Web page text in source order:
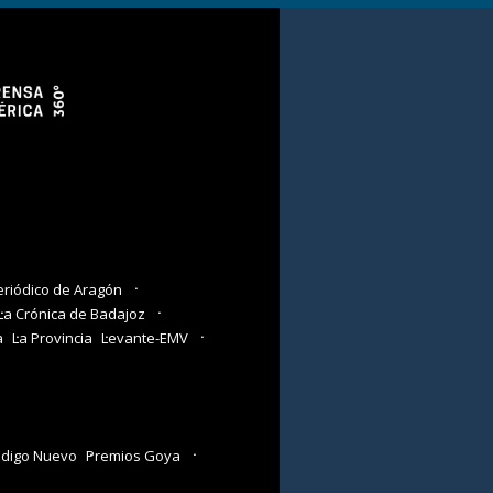
de Aragón
Crónica de Badajoz
La Provincia Levante-EMV
Nuevo Premios Goya